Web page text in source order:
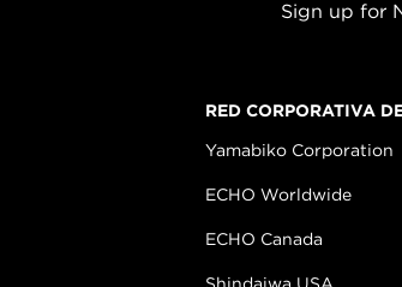
Sign up for
RED CORPORATIVA
Yamabiko Corporation
ECHO Worldwide
ECHO Canada